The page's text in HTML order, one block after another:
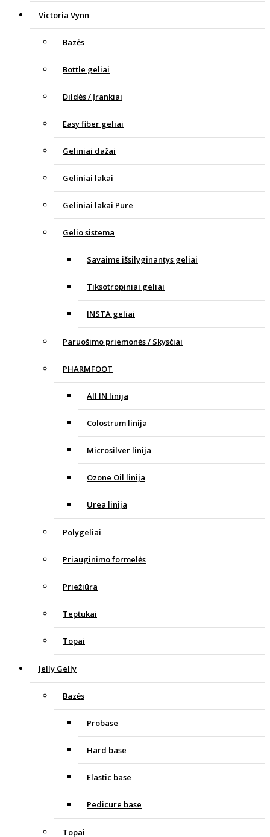
Victoria Vynn
Bazės
Bottle geliai
Dildės / Įrankiai
Easy fiber geliai
Geliniai dažai
Geliniai lakai
Geliniai lakai Pure
Gelio sistema
Savaime išsilyginantys geliai
Tiksotropiniai geliai
INSTA geliai
Paruošimo priemonės / Skysčiai
PHARMFOOT
All IN linija
Colostrum linija
Microsilver linija
Ozone Oil linija
Urea linija
Polygeliai
Priauginimo formelės
Priežiūra
Teptukai
Topai
Jelly Gelly
Bazės
Probase
Hard base
Elastic base
Pedicure base
Topai